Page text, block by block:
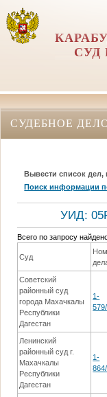
СУД
СУДЕБНОЕ
Вывести список дел,
Поиск информации
УИД:
Всего по запросу
Суд
Советский
районный суд
города Махачкалы
Республики
Дагестан
1-
Ленинский
районный суд г.
Махачкалы
Республики
Дагестан
1-